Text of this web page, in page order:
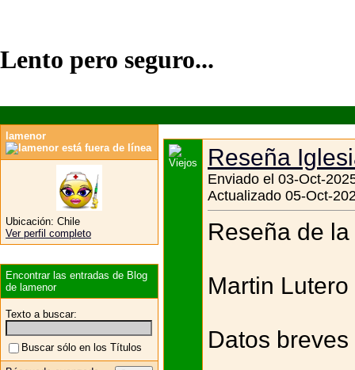
Lento pero seguro...
Reseña
Enviado el 03-Oct-
Actualizado 05-Oct-
Reseña de
Martin Lutero
Datos breves
lamenor
Ubicación: Chile
Ver perfil completo
Encontrar las entradas de Blog
de lamenor
Texto a buscar:
Buscar sólo en los Títulos